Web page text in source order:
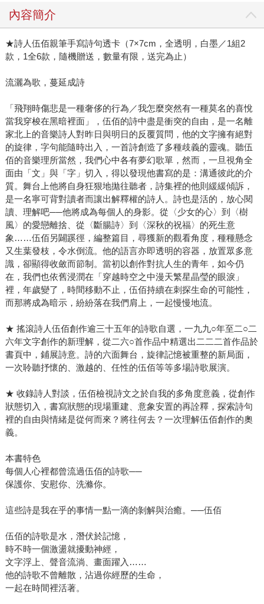
內容簡介
★詩人伍佰親筆手寫詩句透卡（7×7cm，全透明，白墨／1組2
款，1全6款，隨機贈送，數量有限，送完為止）
流灑為歌，蔓延成詩
「飛翔時傷悲是一種奢侈的行為／我怎麼突然有一種莫名的喜悅
當我穿梭在黑暗裡面」，伍佰的詩中盡是衝突的自由，是一名離
家北上的音樂詩人對昨日與明日的反覆質問，他的文字擁有絕對
的旋律，字句能隨時出入，一首詩創造了多種歧義的靈魂。聽伍
佰的音樂理所當然，我們心中各有夢幻歌單，然而，一旦視角全
面由「文」與「字」切入，得以發現他書寫的是：溝通彼此的介
質。舞台上他將自身狂狠地拋往聽者，詩集裡的他則緩緩傾訴，
是一名寧可背對讀者而讓出解釋權的詩人。詩也是活的，放心閱
讀、理解吧──他將成為每個人的身影。從〈少女的心〉到〈樹
風〉的愛戀離捨、從〈斷腸詩〉到〈深秋的祝福〉的死生意
象……伍佰另闢蹊徑，編整篇目，尋獲新的觀看角度，種種懸念
又生葉發枝，令水倒流。他的語言亦即透明的容器，放置眾多意
識，卻顯得收斂而節制。當初以創作對抗人生的青年，如今仍
在，我們也依舊浸潤在「穿越時空之中漫天繁星晶瑩的眼淚」
裡，年歲變了，時間移動不止，伍佰持續在刺探生命的可能性，
而那將成為暗示，紛紛落在我們肩上，一起慢慢地流。
★ 搖滾詩人伍佰創作逾三十五年的詩歌自選，一九九○年至二○二
六年文字創作的新理解，從二六○首作品中精選出二二二首作品於
書頁中，鋪展詩意。詩的六面舞台，旋律記憶被重整的新局面，
一次聆聽抒懷的、激越的、任性的伍佰等等多場詩歌展演。
★ 收錄詩人對談，伍佰檢視詩文之於自我的多角度意義，從創作
狀態切入，書寫狀態的現場重建、意象安置的再詮釋，探索詩句
裡的自由與情緒是從何而來？將往何去？一次理解伍佰創作的奧
義。
本書特色
每個人心裡都曾流過伍佰的詩歌──
保護你、安慰你、洗滌你。
這些詩是我在乎的事情一點一滴的剝解與治癒。──伍佰
伍佰的詩歌是水，潛伏於記憶，
時不時一個激盪就擾動神經，
文字浮上、聲音流淌、畫面躍入……
他的詩歌不曾離散，沾過你經歷的生命，
一起在時間裡活著。